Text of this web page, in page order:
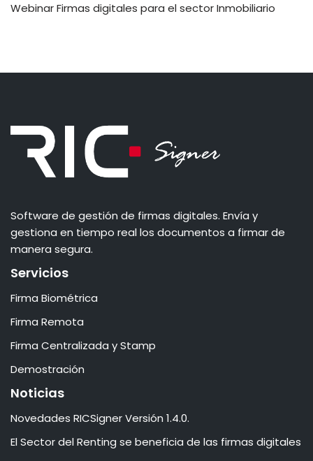
Webinar Firmas digitales para el sector Inmobiliario
Software de gestión de firmas digitales. Envía y
gestiona en tiempo real los documentos a firmar de
manera segura.
Servicios
Firma Biométrica
Firma Remota
Firma Centralizada y Stamp
Demostración
Noticias
Novedades RICSigner Versión 1.4.0.
El Sector del Renting se beneficia de las firmas digitales